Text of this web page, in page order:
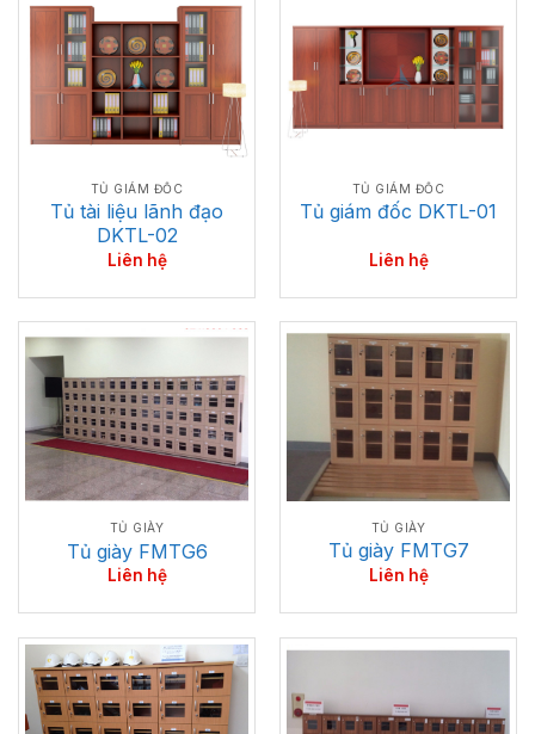
TỦ GIÁM ĐỐC
Tủ tài liệu lãnh đạo
DKTL-02
Liên hệ
TỦ GIÁM ĐỐC
Tủ giám đốc DKTL-01
Liên hệ
TỦ GIÀY
Tủ giày FMTG6
Liên hệ
TỦ GIÀY
Tủ giày FMTG7
Liên hệ